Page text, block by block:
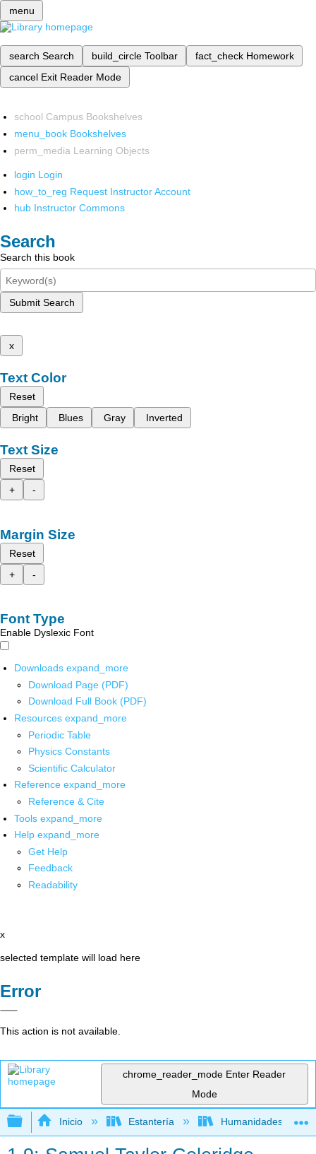
menu
search Search build_circle Toolbar fact_check Homework
cancel Exit Reader Mode
school Campus Bookshelves
menu_book Bookshelves
perm_media Learning Objects
login Login
how_to_reg Request Instructor Account
hub Instructor Commons
Search
Search this book
Submit Search
x
Text Color
Reset
Bright
Blues Gray Inverted
Text Size
Reset
+
-
Margin Size
Reset
+
-
Font Type
Enable Dyslexic Font
Downloads expand_more
Download Page (PDF)
Download Full Book (PDF)
Resources expand_more
Periodic Table
Physics Constants
Scientific Calculator
Reference expand_more
Reference & Cite
Tools expand_more
Help expand_more
Get Help
Feedback
Readability
x
selected template will load here
Error
This action is not available.
chrome_reader_mode Enter Reader
Mode
Expandir/contraer jerarquía global
Inicio Estantería Humanidades